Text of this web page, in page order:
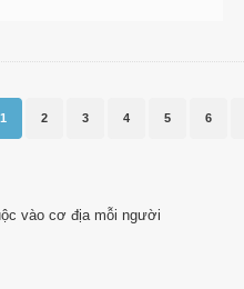
1 2 3 4 5 6
vào cơ địa mỗi người